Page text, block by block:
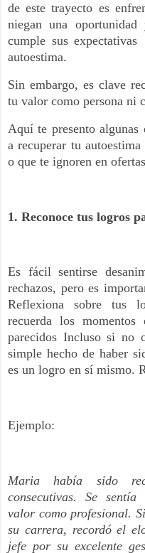
de este trayecto es
niegan una
cumple sus
autoestima.
Sin embargo, es clave
tu valor como persona ni
Aquí te presento algunas
a recuperar tu
o que te ignoren en
1. Reconoce tus logros
Es fácil sentirse
rechazos, pero es
Reflexiona sobre tus
recuerda los
parecidos Incluso si no
simple hecho de haber
es un logro en sí mismo.
Ejemplo:
Maria había sido
consecutivas. Se
valor como profesional.
su carrera, recordó el
jefe por su excelente